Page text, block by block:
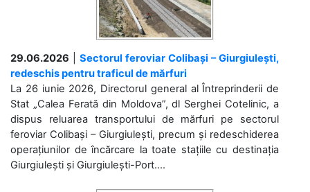
29.06.2026
Sectorul feroviar Colibași – Giurgiulești,
redeschis pentru traficul de mărfuri
La 26 iunie 2026, Directorul general al Întreprinderii de
Stat „Calea Ferată din Moldova”, dl Serghei Cotelinic, a
dispus reluarea transportului de mărfuri pe sectorul
feroviar Colibași – Giurgiulești, precum și redeschiderea
operațiunilor de încărcare la toate stațiile cu destinația
Giurgiulești și Giurgiulești-Port....